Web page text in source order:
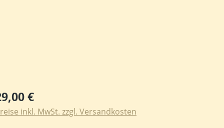
Preis:
€
inkl. MwSt. zzgl. Versandkosten